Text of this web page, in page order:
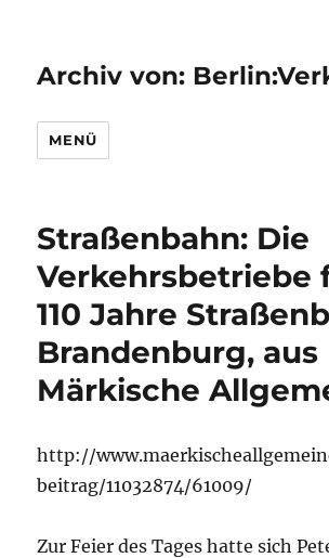
Archiv von:
MENÜ
Straßenbahn: Die
Verkehrsbetriebe
110 Jahre
Brandenburg, aus
Märkische
http://
beitrag/11032874/61009/
Zur Feier des Tages hatte sich